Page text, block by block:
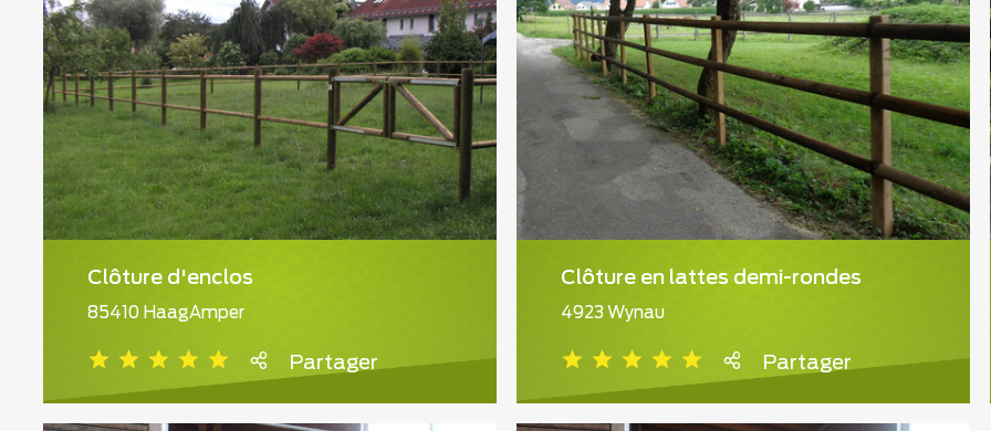
Clôture d'enclos
85410 HaagAmper
Partager
Clôture en lattes demi-rondes
4923 Wynau
Partager